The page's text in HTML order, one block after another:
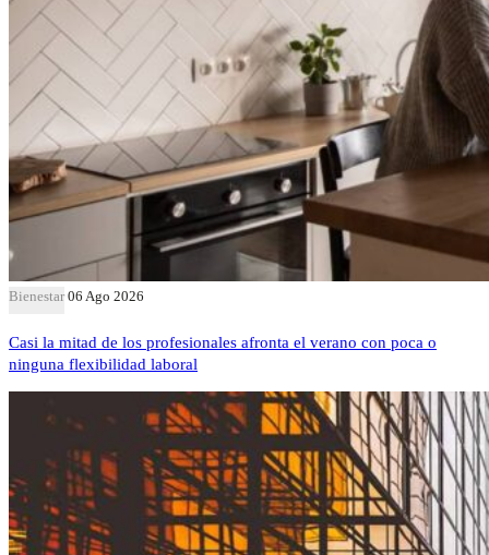
Bienestar 06 Ago 2026
Casi la mitad de los profesionales afronta el verano con poca o
ninguna flexibilidad laboral